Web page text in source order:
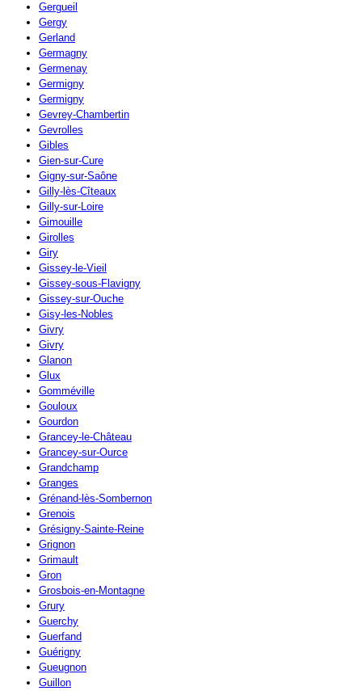
Gergueil
Gergy
Gerland
Germagny
Germenay
Germigny
Germigny
Gevrey-Chambertin
Gevrolles
Gibles
Gien-sur-Cure
Gigny-sur-Saône
Gilly-lès-Cîteaux
Gilly-sur-Loire
Gimouille
Girolles
Giry
Gissey-le-Vieil
Gissey-sous-Flavigny
Gissey-sur-Ouche
Gisy-les-Nobles
Givry
Givry
Glanon
Glux
Gomméville
Gouloux
Gourdon
Grancey-le-Château
Grancey-sur-Ource
Grandchamp
Granges
Grénand-lès-Sombernon
Grenois
Grésigny-Sainte-Reine
Grignon
Grimault
Gron
Grosbois-en-Montagne
Grury
Guerchy
Guerfand
Guérigny
Gueugnon
Guillon